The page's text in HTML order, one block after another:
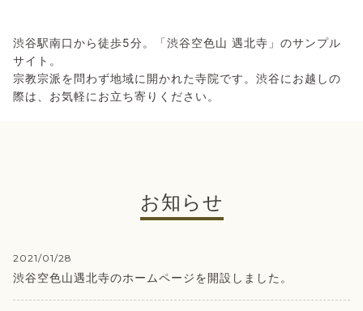
渋谷駅南口から徒歩5分。
「渋谷空色山 遇北寺」のサンプル
サイト。
宗教宗派を問わず地域に開かれた寺院です。渋谷にお越しの
際は、お気軽にお立ち寄りください。
お知らせ
2021/01/28
渋谷空色山遇北寺のホームページを開設しました。